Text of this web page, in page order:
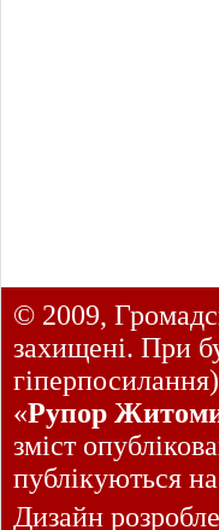
© 2009,
захищені. При
«Рупор
зміст
публікуються
Дизайн